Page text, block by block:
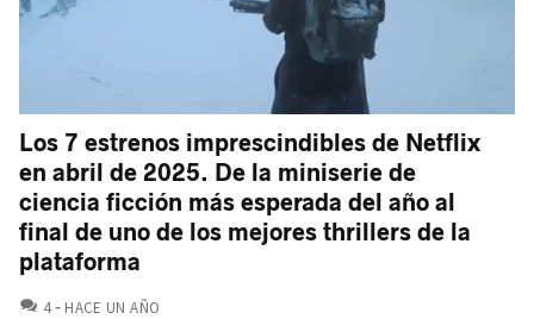
Los 7 estrenos imprescindibles de Netflix
en abril de 2025. De la miniserie de
ciencia ficción más esperada del año al
final de uno de los mejores thrillers de la
plataforma
4 COMENTARIOS
HACE UN AÑO